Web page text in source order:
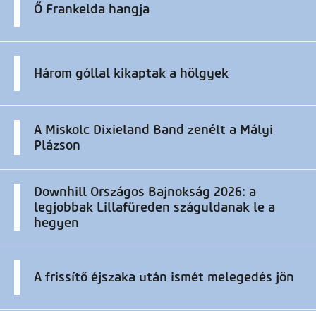
Ő Frankelda hangja
Három góllal kikaptak a hölgyek
A Miskolc Dixieland Band zenélt a Mályi
Plázson
Downhill Országos Bajnokság 2026: a
legjobbak Lillafüreden száguldanak le a
hegyen
A frissítő éjszaka után ismét melegedés jön